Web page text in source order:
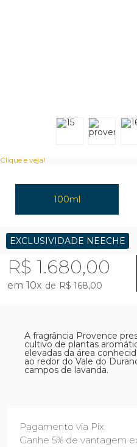
Clique e veja!
100ml
EXCLUSIVIDADE NEECHE
R$ 1.680,00
10x R$ 168,00
A fragrância Provence
cultivo de plantas
elevadas da área
ao redor do Vale do
campos de lavanda.
Pagamento via Pix
Ganhe 5% de vantagem